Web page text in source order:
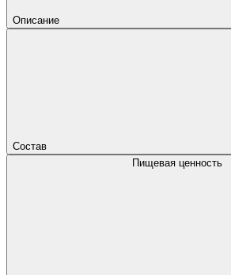
Описание
Состав
Пищевая ценность